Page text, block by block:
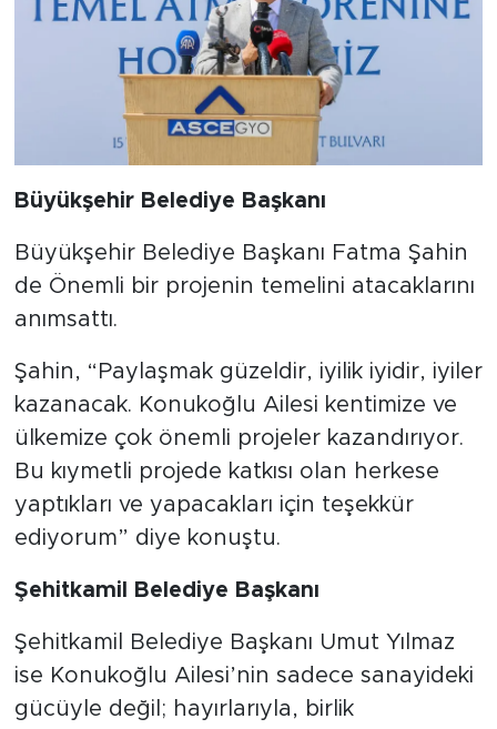
Büyükşehir Belediye Başkanı
Büyükşehir Belediye Başkanı Fatma Şahin
de Önemli bir projenin temelini atacaklarını
anımsattı.
Şahin, “Paylaşmak güzeldir, iyilik iyidir, iyiler
kazanacak. Konukoğlu Ailesi kentimize ve
ülkemize çok önemli projeler kazandırıyor.
Bu kıymetli projede katkısı olan herkese
yaptıkları ve yapacakları için teşekkür
ediyorum” diye konuştu.
Şehitkamil Belediye Başkanı
Şehitkamil Belediye Başkanı Umut Yılmaz
ise Konukoğlu Ailesi’nin sadece sanayideki
gücüyle değil; hayırlarıyla, birlik